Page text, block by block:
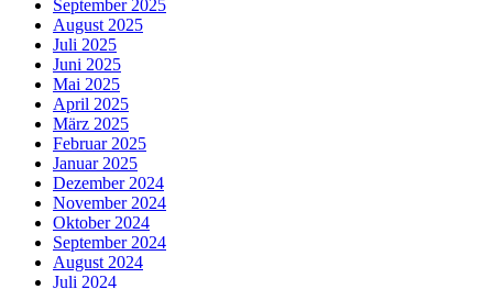
September 2025
August 2025
Juli 2025
Juni 2025
Mai 2025
April 2025
März 2025
Februar 2025
Januar 2025
Dezember 2024
November 2024
Oktober 2024
September 2024
August 2024
Juli 2024